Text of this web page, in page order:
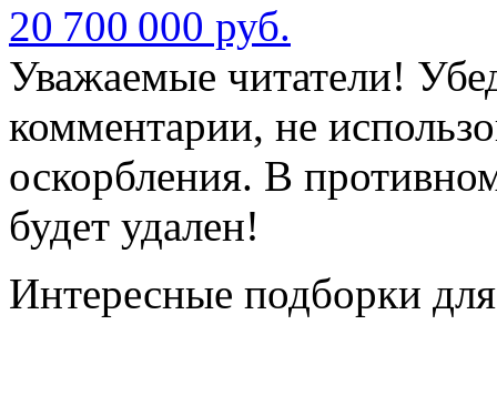
20 700 000 руб.
Уважаемые читатели!
комментарии, не
оскорбления. В
будет удален!
Интересные подборки